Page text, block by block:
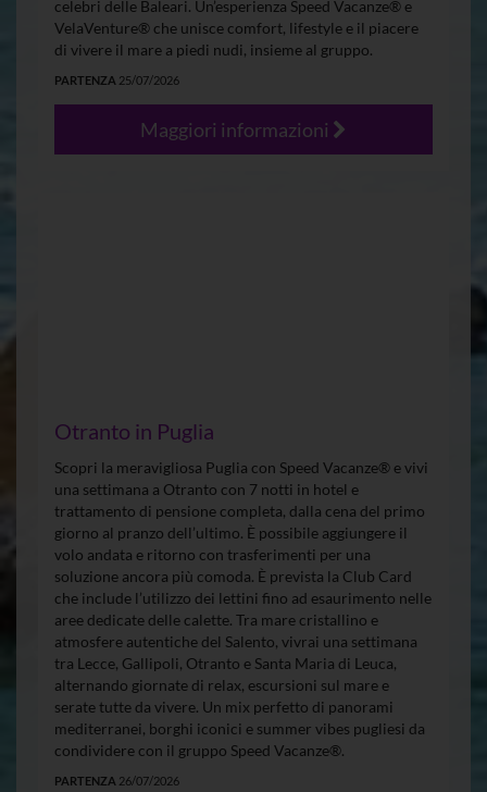
celebri delle Baleari. Un’esperienza Speed Vacanze® e
VelaVenture® che unisce comfort, lifestyle e il piacere
di vivere il mare a piedi nudi, insieme al gruppo.
PARTENZA 25/07/2026
Maggiori informazioni
Otranto in Puglia
Scopri la meravigliosa Puglia con Speed Vacanze® e vivi
una settimana a Otranto con 7 notti in hotel e
trattamento di pensione completa, dalla cena del primo
giorno al pranzo dell’ultimo. È possibile aggiungere il
volo andata e ritorno con trasferimenti per una
soluzione ancora più comoda. È prevista la Club Card
che include l’utilizzo dei lettini fino ad esaurimento nelle
aree dedicate delle calette. Tra mare cristallino e
atmosfere autentiche del Salento, vivrai una settimana
tra Lecce, Gallipoli, Otranto e Santa Maria di Leuca,
alternando giornate di relax, escursioni sul mare e
serate tutte da vivere. Un mix perfetto di panorami
mediterranei, borghi iconici e summer vibes pugliesi da
condividere con il gruppo Speed Vacanze®.
PARTENZA 26/07/2026